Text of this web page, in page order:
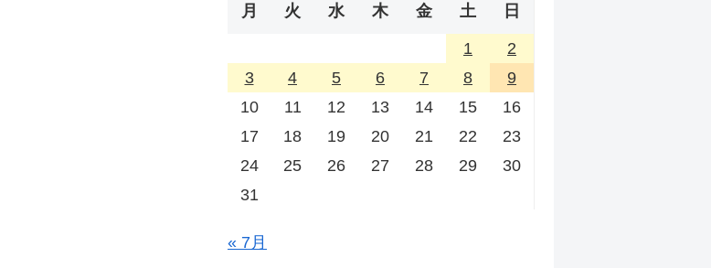
月 火 水 木 金 土 日
1
2
3
4 5 6 7 8
9
10
11 12 13 14 15
16
17
18 19 20 21 22
23
24
25 26 27 28 29
30
31
« 7月